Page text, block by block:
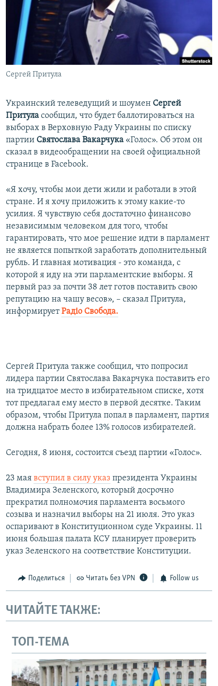
ПОБЕДИТЕЛЕЙ НЕ СУДЯТ?
КРЫМ.НЕПОКОРЕННЫЙ
ELIFBE
УКРАИНСКАЯ ПРОБЛЕМА КРЫМА
ПРИСОЕДИНЯЙТЕСЬ!
Все сайты RFE/RL
Сергей Притула
Украинский телеведущий и шоумен Сергей
Притула сообщил, что будет баллотироваться на
выборах в Верховную Раду Украины по списку
партии Святослава Вакарчука «Голос». Об этом он
сказал в видеообращении на своей официальной
странице в Facebook.
«Я хочу, чтобы мои дети жили и работали в этой
стране. И я хочу приложить к этому какие-то
усилия. Я чувствую себя достаточно финансово
независимым человеком для того, чтобы
гарантировать, что мое решение идти в парламент
не является попыткой заработать дополнительный
рубль. И главная мотивация - это команда, с
которой я иду на эти парламентские выборы. Я
первый раз за почти 38 лет готов поставить свою
репутацию на чашу весов», – сказал Притула,
информируетРадіо Свобода.
​Сергей Притула также сообщил, что попросил
лидера партии Святослава Вакарчука поставить его
на тридцатое место в избирательном списке, хотя
тот предлагал ему место в первой десятке. Таким
образом, чтобы Притула попал в парламент, партия
должна набрать более 13% голосов избирателей.
Сегодня, 8 июня, состоится съезд партии «Голос».
23 мая вступил в силу указ президента Украины
Владимира Зеленского, который досрочно
прекратил полномочия парламента восьмого
созыва и назначил выборы на 21 июля. Это указ
оспаривают в Конституционном суде Украины. 11
июня большая палата КСУ планирует проверить
указ Зеленского на соответствие Конституции.
Поделиться Читать без VPN Follow us
ЧИТАЙТЕ ТАКЖЕ:
ТОП-ТЕМА